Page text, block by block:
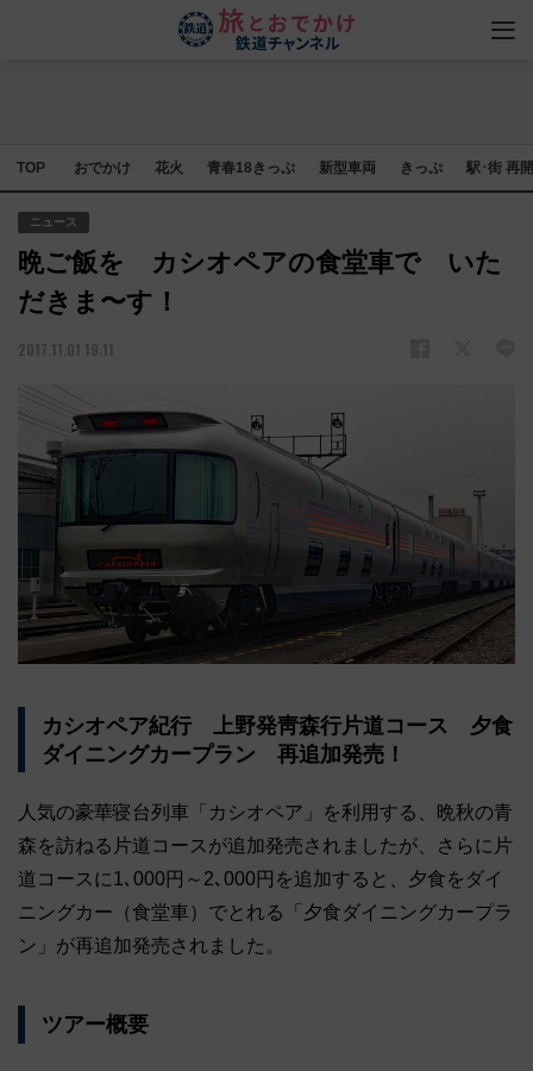
TOP おでかけ 花火 青春18きっぷ 新型車両 きっぷ 駅･街 再
ニュース
晩ご飯を カシオペアの食堂車で いた
だきま〜す！
2017.11.01 19:11
カシオペア紀行 上野発靑森行片道コース 夕食
ダイニングカープラン 再追加発売！
人気の豪華寝台列車「カシオペア」を利用する、晩秋の青
森を訪ねる片道コースが追加発売されましたが、さらに片
道コースに1､000円～2､000円を追加すると、夕食をダイ
ニングカー（食堂車）でとれる「夕食ダイニングカープラ
ン」が再追加発売されました。
ツアー概要